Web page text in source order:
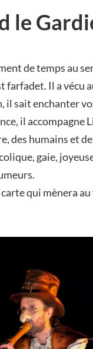
le
de temps au
farfadet. Il a vécu
il sait enchanter
il accompagne
des humains et
gaie,
qui mènera